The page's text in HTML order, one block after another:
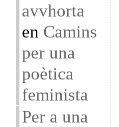
avvhorta
en Camins
per una
poètica
feminista
Per a una